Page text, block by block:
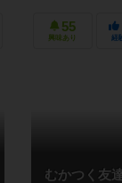
55
興味あり 経
むかつく友